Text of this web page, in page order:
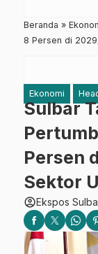
Beranda »
8 Persen di
Ekonomi
Sulbar
Persen
Sektor
account_circleEkspos